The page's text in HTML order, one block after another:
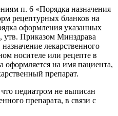
п. 6 «Порядка назначения
рецептурных бланков на
оформления указанных
утв. Приказом Минздрава
лекарственного
носителе или рецепте в
оформляется на имя пациента,
препарат.
педиатром не выписан
препарата, в связи с